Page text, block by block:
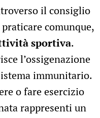
il consiglio
comunque,
sportiva.
l’ossigenazione
immunitario.
o fare esercizio
rappresenti un